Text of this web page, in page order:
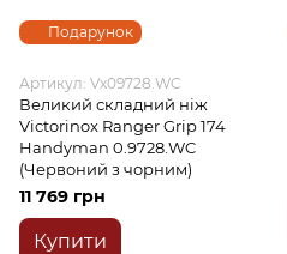
Подарунок
Артикул: Vx09728.WC
Великий складний ніж
Victorinox Ranger Grip 174
Handyman 0.9728.WC
(Червоний з чорним)
11 769 грн
Купити